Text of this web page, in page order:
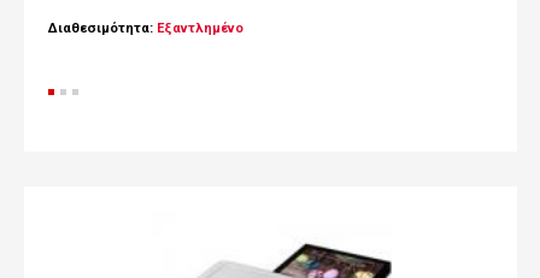
Διαθεσιμότητα: Εξαντλημένο